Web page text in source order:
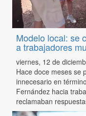
Modelo local: se
a trabajadores
viernes, 12 de
Hace doce meses se
innecesario en
Fernández hacia
reclamaban